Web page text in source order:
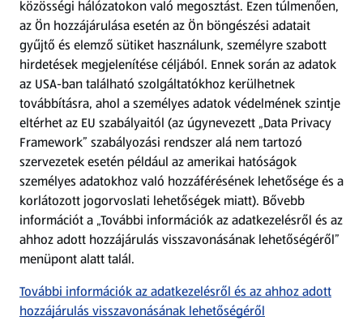
ALDI utalványok
Árcsökkentés
Adattörlő alkalmazás
Szervizpont
(új oldalon nyílik meg)
Fedezz fel minket az interneten!
Töltsd le az ALDI Magyarország applikációt!
közösségi hálózatokon való megosztást. Ezen túlmenően,
az Ön hozzájárulása esetén az Ön böngészési adatait
gyűjtő és elemző sütiket használunk, személyre szabott
hirdetések megjelenítése céljából. Ennek során az adatok
az USA-ban található szolgáltatókhoz kerülhetnek
továbbításra, ahol a személyes adatok védelmének szintje
eltérhet az EU szabályaitól (az úgynevezett „Data Privacy
Framework” szabályozási rendszer alá nem tartozó
szervezetek esetén például az amerikai hatóságok
személyes adatokhoz való hozzáférésének lehetősége és a
korlátozott jogorvoslati lehetőségek miatt). Bővebb
információt a „További információk az adatkezelésről és az
ahhoz adott hozzájárulás visszavonásának lehetőségéről”
menüpont alatt talál.
További információk az adatkezelésről és az ahhoz adott
hozzájárulás visszavonásának lehetőségéről